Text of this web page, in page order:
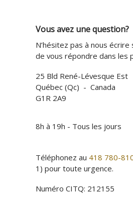
Vous avez une question?
N’hésitez pas à nous
de vous répondre dans les
25 Bld René-Lévesque Est
Québec (Qc) - Canada
G1R 2A9
8h à 19h - Tous les jours
Téléphonez au 418 780-
1) pour toute urgence.
Numéro CITQ: 212155